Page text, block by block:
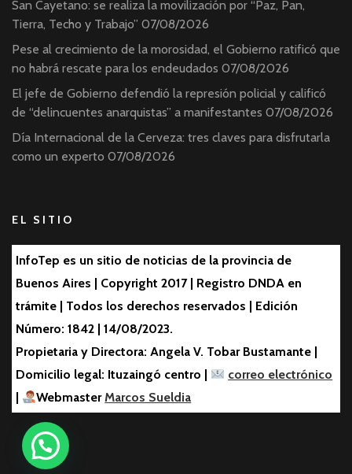
San Cayetano: se realiza la movilización por “Paz, Pan,
Tierra, Techo y Trabajo” 07/08/2026
Pese al crecimiento de la morosidad, el Gobierno ratificó que
no habrá rescate para los endeudados 07/08/2026
El jefe de Gobierno defendió la represión policial y calificó
de “delincuentes anarquistas” a manifestantes 07/08/2026
Día Internacional de la Cerveza: tres claves para disfrutarla
como un experto 07/08/2026
EL SITIO
InfoTep es un sitio de noticias de la provincia de
Buenos Aires | Copyright 2017 | Registro DNDA en
trámite | Todos los derechos reservados | Edición
Número: 1842 | 14/08/2023.
Propietaria y Directora: Angela V. Tobar Bustamante |
Domicilio legal: Ituzaingó centro |
correo electrónico
WebmasterMarcos Sueldia